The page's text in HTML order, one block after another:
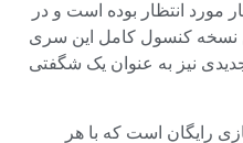
مورد انتظار بوده است و در
نسخه کنسول کامل این سری
نیز به عنوان یک شگفتی
رایگان است که با هر